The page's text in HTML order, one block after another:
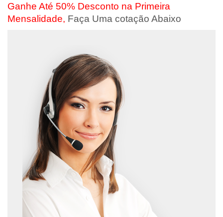
Ganhe Até 50% Desconto na Primeira
Mensalidade, Faça Uma cotação Abaixo